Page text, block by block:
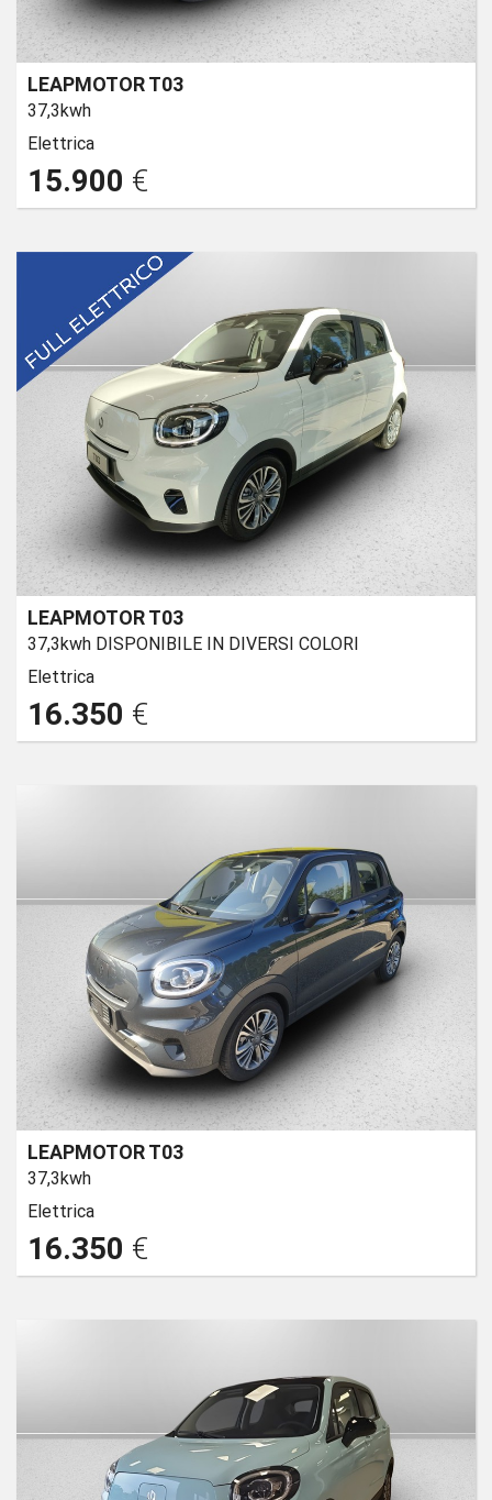
LEAPMOTOR T03
37,3kwh
Elettrica
15.900 €
LEAPMOTOR T03
37,3kwh DISPONIBILE IN DIVERSI COLORI
Elettrica
16.350 €
LEAPMOTOR T03
37,3kwh
Elettrica
16.350 €